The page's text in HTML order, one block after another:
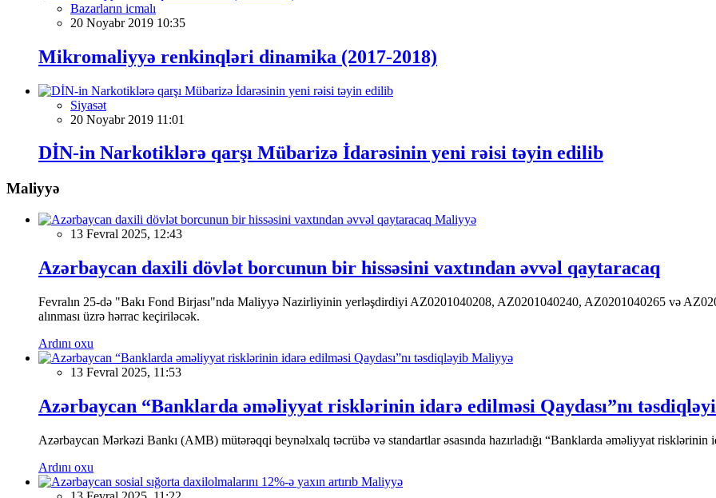
Bazarların icmalı
20 Noyabr 2019 10:35
Mikromaliyyə renkinqləri dinamika (2017-2018)
Siyasət
20 Noyabr 2019 11:01
DİN-in Narkotiklərə qarşı Mübarizə İdarəsinin yeni rəisi təyin edilib
Maliyyə
Maliyyə
13 Fevral 2025, 12:43
Azərbaycan daxili dövlət borcunun bir hissəsini vaxtından əvvəl qaytaracaq
Fevralın 25-də "Bakı Fond Birjası"nda Maliyyə Nazirliyinin yerləşdirdiyi AZ0201040208, AZ0201040240, AZ0201040265 və
alınması üzrə hərrac keçiriləcək.
Ardını oxu
Maliyyə
13 Fevral 2025, 11:53
Azərbaycan “Banklarda əməliyyat risklərinin idarə edilməsi Qaydası”nı
Azərbaycan Mərkəzi Bankı (AMB) mütərəqqi beynəlxalq təcrübə və standartlar əsasında hazırladığı “Banklarda əməliyyat risklərinin
Ardını oxu
Maliyyə